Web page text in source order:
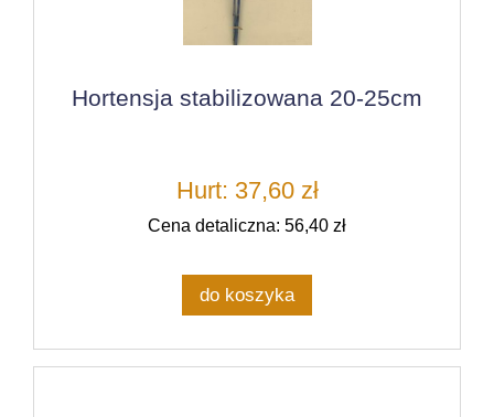
Hortensja stabilizowana 20-25cm
Hurt: 37,60 zł
Cena detaliczna: 56,40 zł
do koszyka